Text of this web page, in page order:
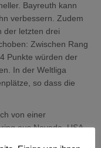
Bayreuth kann
verbessern. Zudem
der letzten drei
Zwischen Rang
Punkte würden der
In der Weltliga
so dass die
von einer
aus Nevada, USA,